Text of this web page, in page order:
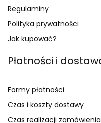
Regulaminy
Polityka prywatności
Jak kupować?
Płatności i
Formy płatności
Czas i koszty dostawy
Czas realizacji zamówienia